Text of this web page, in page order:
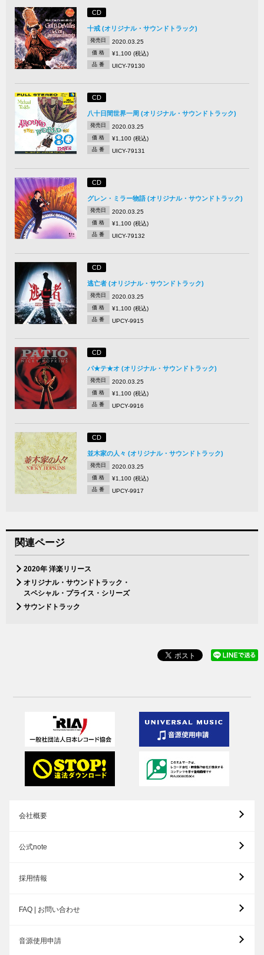
CD
十戒 (オリジナル・サウンドトラック)
発売日 2020.03.25
価 格 ¥1,100 (税込)
品 番 UICY-79130
CD
八十日間世界一周 (オリジナル・サウンドトラック)
発売日 2020.03.25
価 格 ¥1,100 (税込)
品 番 UICY-79131
CD
グレン・ミラー物語 (オリジナル・サウンドトラック)
発売日 2020.03.25
価 格 ¥1,100 (税込)
品 番 UICY-79132
CD
逃亡者 (オリジナル・サウンドトラック)
発売日 2020.03.25
価 格 ¥1,100 (税込)
品 番 UPCY-9915
CD
パ★テ★オ (オリジナル・サウンドトラック)
発売日 2020.03.25
価 格 ¥1,100 (税込)
品 番 UPCY-9916
CD
並木家の人々 (オリジナル・サウンドトラック)
発売日 2020.03.25
価 格 ¥1,100 (税込)
品 番 UPCY-9917
関連ページ
2020年 洋楽リリース
オリジナル・サウンドトラック・
スペシャル・プライス・シリーズ
サウンドトラック
会社概要
公式note
採用情報
FAQ | お問い合わせ
音源使用申請